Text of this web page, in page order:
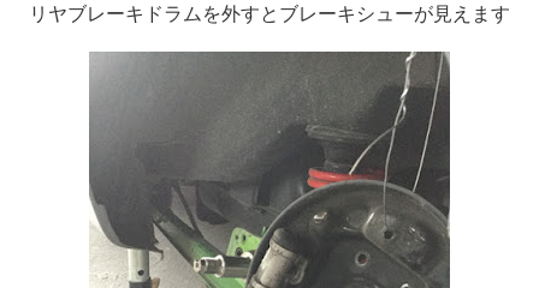
リヤブレーキドラムを外すとブレーキシューが見えます